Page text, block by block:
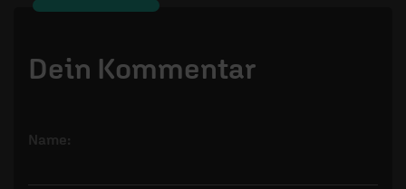
Dein Kommentar
Name: